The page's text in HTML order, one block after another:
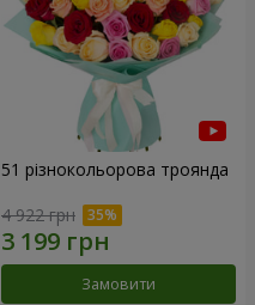
51 різнокольорова троянда
4 922 грн
Замовити